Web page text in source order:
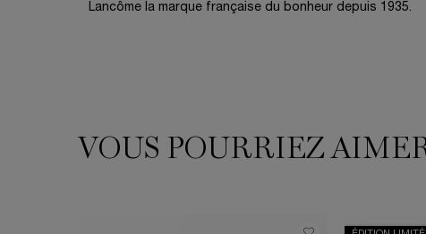
Lancôme la marque française du bonheur depuis 1935.
VOUS POURRIEZ AIMERVOUS POURRIEZ